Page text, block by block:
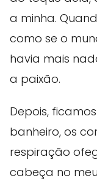
a minha.
como se o
havia mais
a paixão.
Depois,
banheiro, os
respiração
cabeça no